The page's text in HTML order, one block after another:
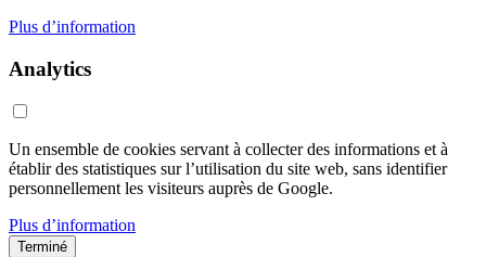
Plus d’information
Analytics
Un ensemble de cookies servant à collecter des informations et à
établir des statistiques sur l’utilisation du site web, sans identifier
personnellement les visiteurs auprès de Google.
Plus d’information
Terminé